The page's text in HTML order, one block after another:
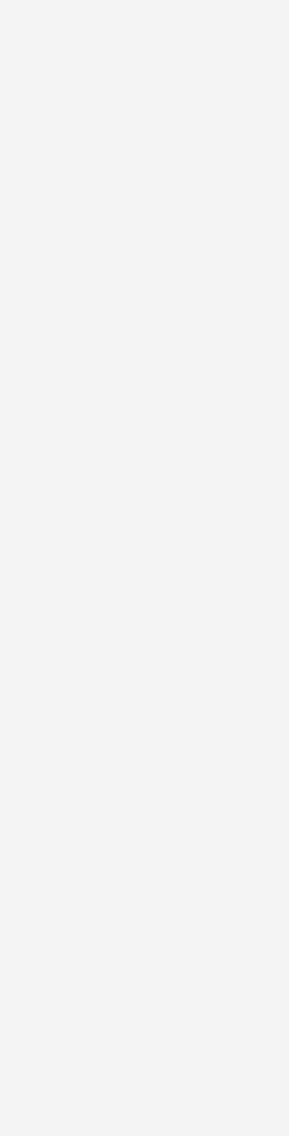
Leistung auf kleinstem
Technologie die
Anlagen auf ein neues Level
für
in den letzten Jahren einen
Balkonkraftwerke, hat sich die
in 2023 bereits mehr als
alternativen Stromgewinnung lässt
zurückführen, da sie in der
bestehen, die sich
Balkon, der Terrasse oder der
Installation wird anschließend